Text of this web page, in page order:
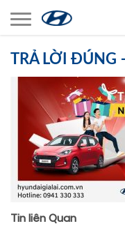
Toggle navigation
TRẢ LỜI ĐÚNG
Tin liên Quan